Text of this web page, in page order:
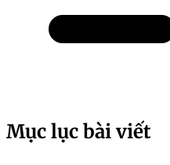
Mục lục bài viết